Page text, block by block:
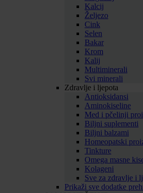
Kalcij
Željezo
Cink
Selen
Bakar
Krom
Kalij
Multiminerali
Svi minerali
Zdravlje i ljepota
Antioksidansi
Aminokiseline
Med i pčelinji
Biljni suplementi
Biljni balzami
Homeopatski
Tinkture
Omega masne
Kolageni
Sve za zdravlje i
Prikaži sve dodatke